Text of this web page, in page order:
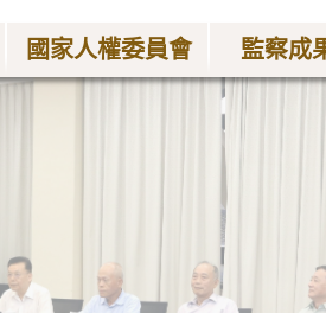
國家人權委員會 監察成